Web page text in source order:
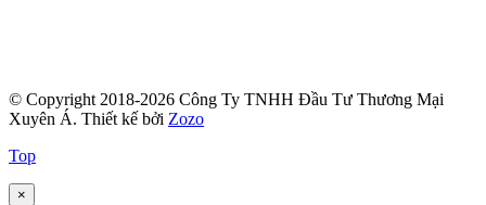
© Copyright 2018-2026 Công Ty TNHH Đầu Tư Thương Mại
Xuyên Á. Thiết kế bởi Zozo
Top
×